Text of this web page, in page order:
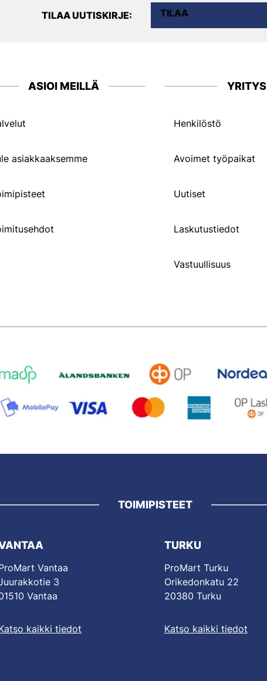
TILAA UUTISKIRJE: TILAA
ASIOI MEILLÄ
asiakkaaksemme
YRITYS
Henkilöstö
Avoimet työpaikat
Uutiset
Laskutustiedot
Vastuullisuus
TOIMIPISTEET
Vantaa
3
Vantaa
kaikki tiedot
TURKU
ProMart Turku
Orikedonkatu 22
20380 Turku
Katso kaikki tiedot